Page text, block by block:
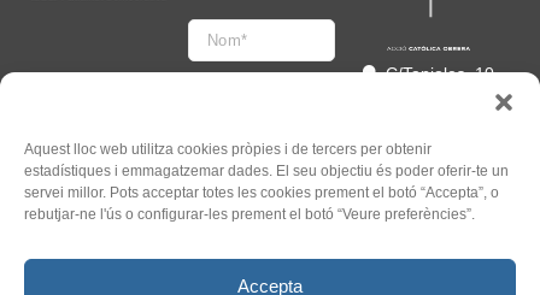
Aquest lloc web utilitza cookies pròpies i de tercers per obtenir
estadístiques i emmagatzemar dades. El seu objectiu és poder oferir-te un
servei millor. Pots acceptar totes les cookies prement el botó “Accepta”, o
rebutjar-ne l'ús o configurar-les prement el botó “Veure preferències”.
Accepta
Accepto
l'Informació legal
C/Tapioles, 10
93 505 86 86
hola@acocat.org